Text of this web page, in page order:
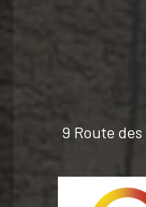
9 Route